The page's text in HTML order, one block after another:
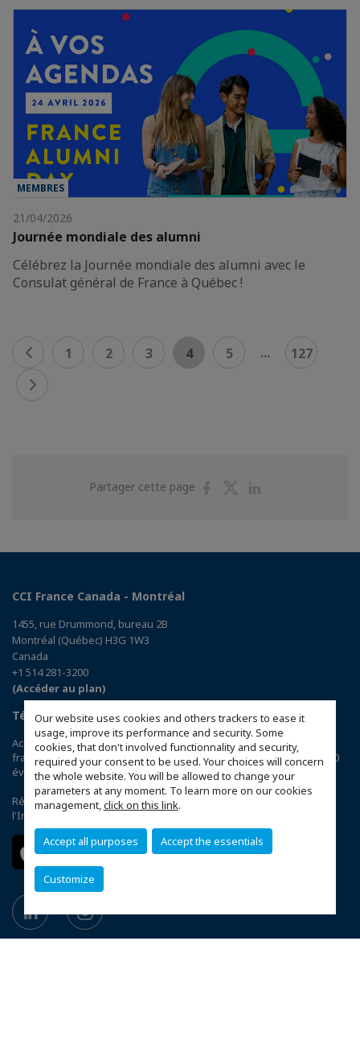
Our website uses cookies and others trackers to ease it
usage, improve its performance and security. Some
cookies, that don't involved functionnality and security,
required your consent to be used. Your choices will concern
the whole website. You will be allowed to change your
parameters at any moment. To learn more on our cookies
management,click on this link.
Accept all purposes Accept the essentials
Customize
MEMBRES
21/04/2026
Journée mondiale des alumni
Célébrez la Journée mondiale des alumni avec le
Consulat général de France à Québec !
1 2 3 4 5 ... 127
Partager cette page
PartagerPartager
CCI France Canada - Montréal
1455, rue Drummond, bureau 2B
Montréal (Québec) H3G 1W3
Canada
+1 514 281-3200
(Accéder au plan)
Téléchargez l’application CCIFI Connect
Accélérez votre business grâce au 1er réseau privé d'entreprises
françaises dans 95 pays : 120 chambres | 33 000 entreprises | 4 000
événements | 300 comités | 1 200 avantages exclusifs
Réservée exclusivement aux membres des CCI Françaises à
l'International,
découvrez l'app CCIFI Connect